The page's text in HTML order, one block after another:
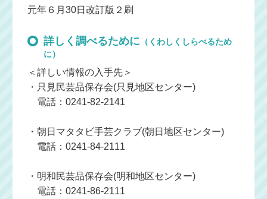
元年６月30日改訂版２刷
詳しく調べるために （くわしくしらべるため
に）
＜詳しい情報の入手先＞
・只見民芸品保存会(只見地区センター)
電話：0241-82-2141
・朝日マタタビ手芸クラブ(朝日地区センター)
電話：0241-84-2111
・明和民芸品保存会(明和地区センター)
電話：0241-86-2111